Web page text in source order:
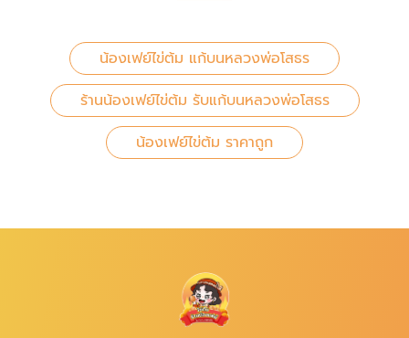
น้องเฟย์ไข่ต้ม แก้บนหลวงพ่อโสธร
ร้านน้องเฟย์ไข่ต้ม รับแก้บนหลวงพ่อโสธร
น้องเฟย์ไข่ต้ม ราคาถูก